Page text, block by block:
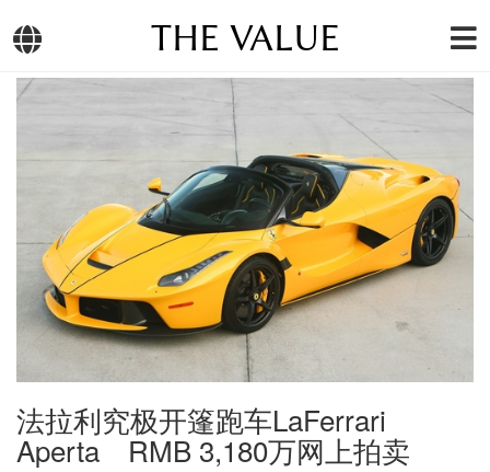
THE VALUE
法拉利究极开篷跑车LaFerrari
Aperta RMB 3,180万网上拍卖